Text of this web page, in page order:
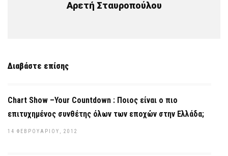
Αρετή Σταυροπούλου
Διαβάστε επίσης
Chart Show –Your Countdown : Ποιος είναι ο πιο
επιτυχημένος συνθέτης όλων των εποχών στην Ελλάδα;
14 ΦΕΒΡΟΥΑΡΊΟΥ, 2012